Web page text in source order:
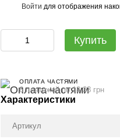
Войти для отображения
Купить
ОПЛАТА ЧАСТЯМИ
6 платежей по 18.33 грн
Характеристики
Артикул